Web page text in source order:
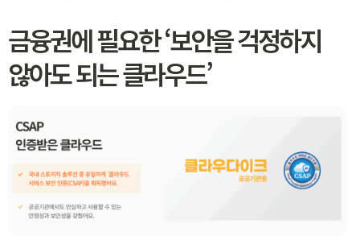
금융권에 필요한 ‘보안을 걱정하지
않아도 되는 클라우드’